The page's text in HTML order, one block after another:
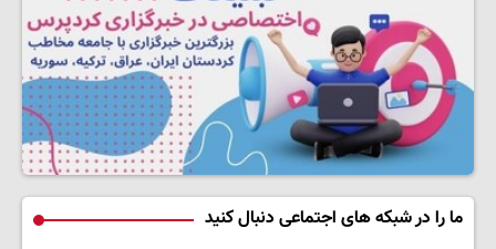
ما را در شبکه های اجتماعی دنبال کنید